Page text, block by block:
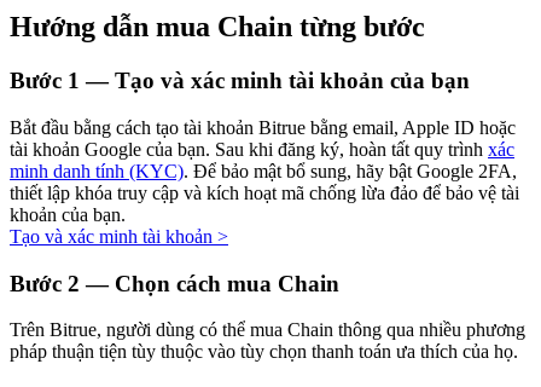
Đầu tư cố định và quản lý tài chính
Tận hưởng việc quản lý tài chính hiện tại và thu nhập lâu dài
Staking 101
Hướng dẫn mua Chain từng bước
Bước 1 —Tạo và xác minh tài khoản của bạn
Bắt đầu bằng cách tạo tài khoản Bitrue bằng email, Apple ID hoặc
tài khoản Google của bạn. Sau khi đăng ký, hoàn tất quy trình xác
minh danh tính (KYC). Để bảo mật bổ sung, hãy bật Google 2FA,
thiết lập khóa truy cập và kích hoạt mã chống lừa đảo để bảo vệ tài
khoản của bạn.
Tạo và xác minh tài khoản >
Bước 2 — Chọn cách mua Chain
Trên Bitrue, người dùng có thể mua Chain thông qua nhiều phương
pháp thuận tiện tùy thuộc vào tùy chọn thanh toán ưa thích của họ.